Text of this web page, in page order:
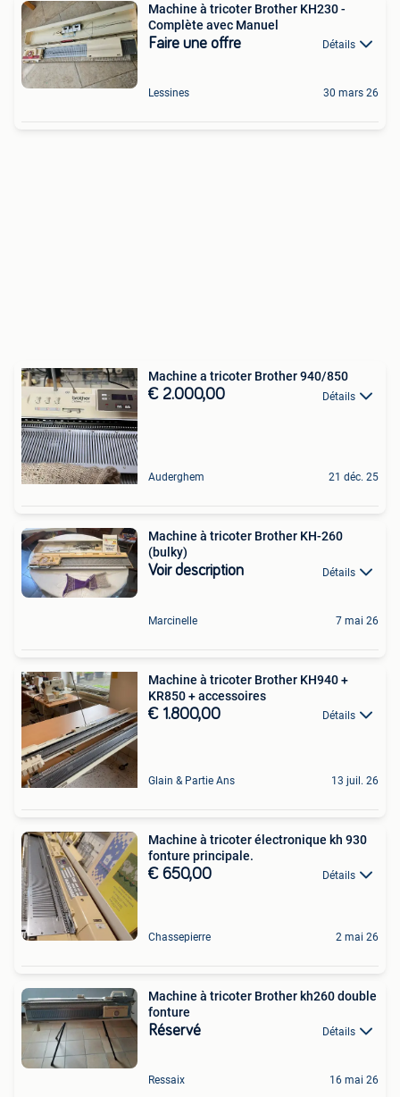
Machine à tricoter Brother KH230 -
Complète avec Manuel
Faire une offre Détails
Lessines 30 mars 26
Machine a tricoter Brother 940/850
€ 2.000,00 Détails
Auderghem 21 déc. 25
Machine à tricoter Brother KH-260
(bulky)
Voir description Détails
Marcinelle 7 mai 26
Machine à tricoter Brother KH940 +
KR850 + accessoires
€ 1.800,00 Détails
Glain & Partie Ans 13 juil. 26
Machine à tricoter électronique kh 930
fonture principale.
€ 650,00 Détails
Chassepierre 2 mai 26
Machine à tricoter Brother kh260 double
fonture
Réservé Détails
Ressaix 16 mai 26